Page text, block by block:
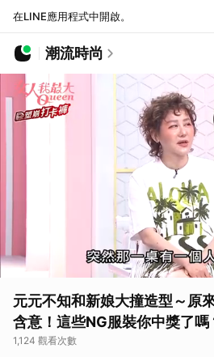
在LINE應用程式中開啟。
潮流時尚
元元不知和新娘大撞造型～原
含意！這些NG服裝你中獎了嗎
1,124 觀看次數